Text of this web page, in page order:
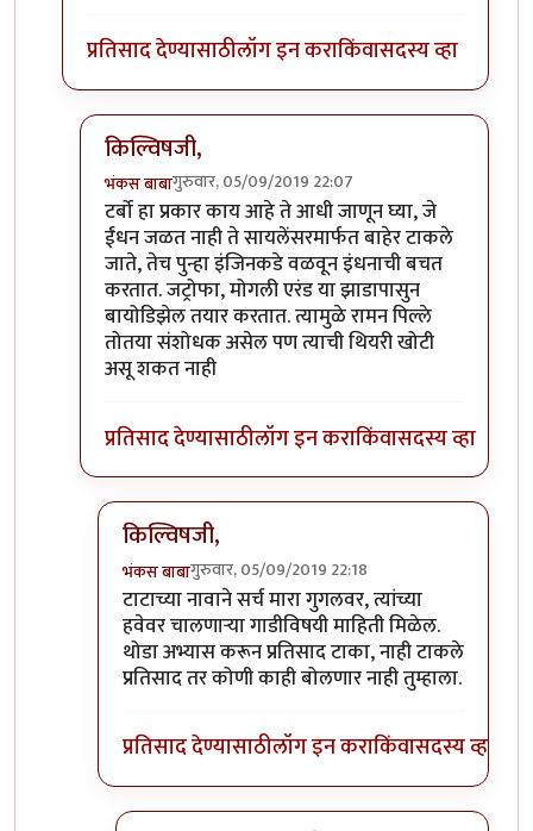
प्रतिसाद देण्यासाठीलॉग इन कराकिंवासदस्य व्हा
किल्विषजी,
भंकस बाबागुरुवार, 05/09/2019 22:07
In reply toमला तरी ही रमर पिल्ले टाइपbyतमराज
टर्बो हा प्रकार काय आहे ते आधी जाणून घ्या, जे
ईंधन जळत नाही ते सायलेंसरमार्फत बाहेर टाकले
जाते, तेच पुन्हा इंजिनकडे वळवून इंधनाची बचत
करतात. जट्रोफा, मोगली एरंड या झाडापासुन
बायोडिझेल तयार करतात. त्यामुळे रामन पिल्ले
तोतया संशोधक असेल पण त्याची थियरी खोटी
असू शकत नाही
प्रतिसाद देण्यासाठीलॉग इन कराकिंवासदस्य व्हा
किल्विषजी,
भंकस बाबागुरुवार, 05/09/2019 22:18
In reply toकिल्विषजी,byभंकस बाबा
टाटाच्या नावाने सर्च मारा गुगलवर, त्यांच्या
हवेवर चालणाऱ्या गाडीविषयी माहिती मिळेल.
थोडा अभ्यास करून प्रतिसाद टाका, नाही टाकले
प्रतिसाद तर कोणी काही बोलणार नाही तुम्हाला.
प्रतिसाद देण्यासाठीलॉग इन कराकिंवासदस्य व्हा